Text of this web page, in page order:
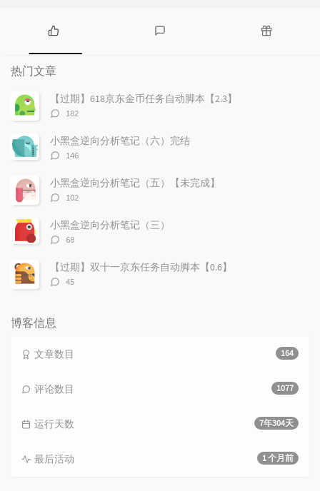
热
门
文
章
论
热门文章
【过期】618京东金币任务自动脚本【2.3】
评
数：
182
小黑盒逆向分析笔记（六）完结
评
数：
146
小黑盒逆向分析笔记（五）【未完成】
评
数：
102
小黑盒逆向分析笔记（三）
评
数：
68
【过期】双十一京东任务自动脚本【0.6】
评
45
博客信息
164
文章数目
1077
评论数目
7年304天
运行天数
1 个月前
最后活动